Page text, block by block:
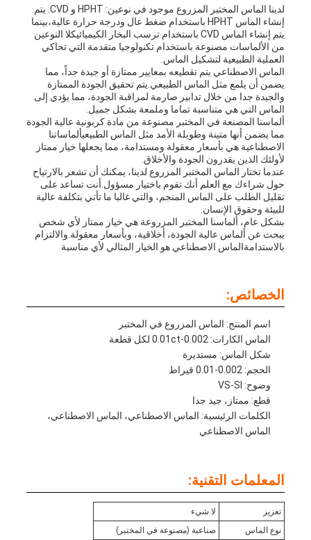
لدينا الماس المختبر المزروع موجود في نوعين: HPHT و CVD. يتم
إنشاء الماس HPHT باستخدام ضغط عال ودرجة حرارة عالية،بينما
يتم إنشاء الماس CVD باستخدام ترسب البخار الكيميائيكلا النوعين
من الألماسات مصنوعة باستخدام تكنولوجيا متقدمة التي تحاكي
العملية الطبيعية لتشكيل الماس.
الماس الاصطناعي يتم تقطيعه بمعايير ممتازة أو جيدة جداً، مما
يضمن أن يلمع مثل الماس الطبيعي.يتم تحقيق الجودة الممتازة
والجيدة جدا من خلال تدابير صارمة لمراقبة الجودة، مما يؤدي إلى
الماس التي هي متناسبة تماما وملمعة بشكل جميل.
ألماسنا المصنعة في المختبر مصنوعة من مادة كربونية عالية الجودة
مما يضمن أنها متينة وطويلة الأمد مثل الماس الطبيعيألماساتنا
الاصطناعية هي بأسعار معقولة ومستدامة، مما يجعلها خيار ممتاز
لأولئك الذين يقدرون الجودة والأخلاق.
عندما تختار الماس المختبر المزروع لدينا، يمكنك أن تشعر بالارتياح
حول شراءك مع العلم أنك تقوم باختيار مسؤول.أنت تساعد على
تقليل الطلب على الماس المنجم، والتي غالبا ما تأتي بتكلفة عالية
للبيئة وحقوق الإنسان.
بشكل عام، ألماسنا المختبر المزروعة هي خيار ممتاز لأي شخص
يبحث عن ألماس عالية الجودة، أخلاقية، وبأسعار معقولة.والالتزام
بالاستدامةالماس الاصطناعي هو الخيار المثالي لأي مناسبة
الخصائص:
اسم المنتج: الماس المزروع في المختبر
الماس الكارات: 0.002-0.01ct لكل قطعة
شكل الماس: مستديرة
الحجم: 0.002-0.01 قيراط
وضوح: VS-SI
قطع: ممتاز، جيد جدا
الكلمات الرئيسية: الماس الاصطناعي، الماس الاصطناعي،
الماس الاصطناعي
المعلمات التقنية:
تعزيز
لا شيء
نوع الماس
صناعية (مصنوعة في المختبر)